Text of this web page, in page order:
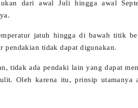
dari awal Juli hingga awal
jatuh hingga di bawah titik
pendakian tidak dapat digunakan.
tidak ada pendaki lain yang dapat
Oleh karena itu, prinsip utamanya